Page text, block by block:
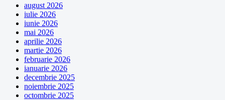
august 2026
iulie 2026
iunie 2026
mai 2026
aprilie 2026
martie 2026
februarie 2026
ianuarie 2026
decembrie 2025
noiembrie 2025
octombrie 2025